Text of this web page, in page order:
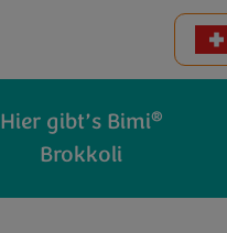
Hier gibt’s Bimi®
Brokkoli